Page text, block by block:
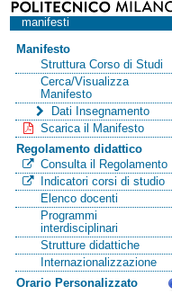
manifesti
Manifesto
Struttura Corso di Studi
Cerca/Visualizza
Manifesto
Dati Insegnamento
Scarica il Manifesto
Regolamento didattico
Consulta il Regolamento
Indicatori corsi di studio
Elenco docenti
Programmi
interdisciplinari
Strutture didattiche
Internazionalizzazione
Orario Personalizzato